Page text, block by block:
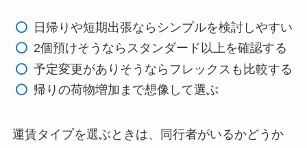
日帰りや短期出張ならシンプルを検討しやすい
2個預けそうならスタンダード以上を確認する
予定変更がありそうならフレックスも比較する
帰りの荷物増加まで想像して選ぶ
運賃タイプを選ぶときは、同行者がいるかどうか